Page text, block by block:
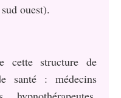
ouest).
cette structure de
santé : médecins